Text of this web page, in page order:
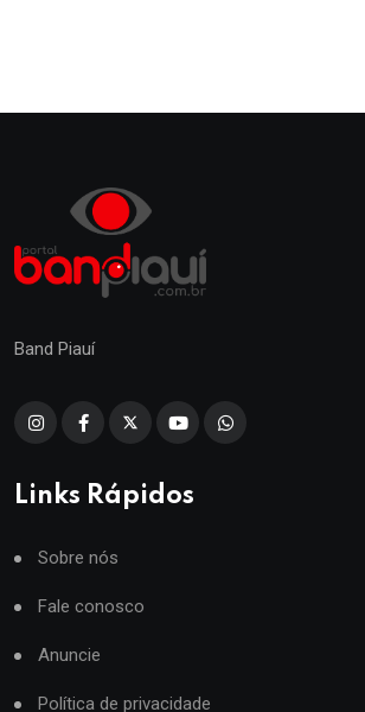
Band Piauí
Links Rápidos
Sobre nós
Fale conosco
Anuncie
Política de privacidade